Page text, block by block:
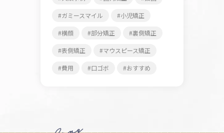
ガミースマイル 小児矯正
横顔 部分矯正 裏側矯正
表側矯正 マウスピース矯正
費用 口ゴボ おすすめ